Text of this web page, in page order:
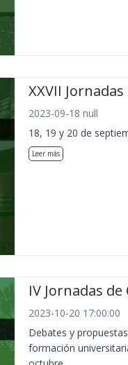
XXVII
2023-09-18 null
18, 19 y 20 de
Leer más
IV Jornadas
2023-10-20 17:00:00
Debates y
formación